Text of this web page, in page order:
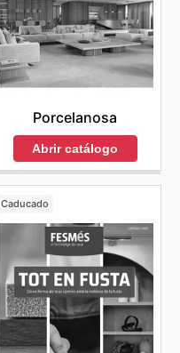
Porcelanosa
Abrir catálogo
Caducado